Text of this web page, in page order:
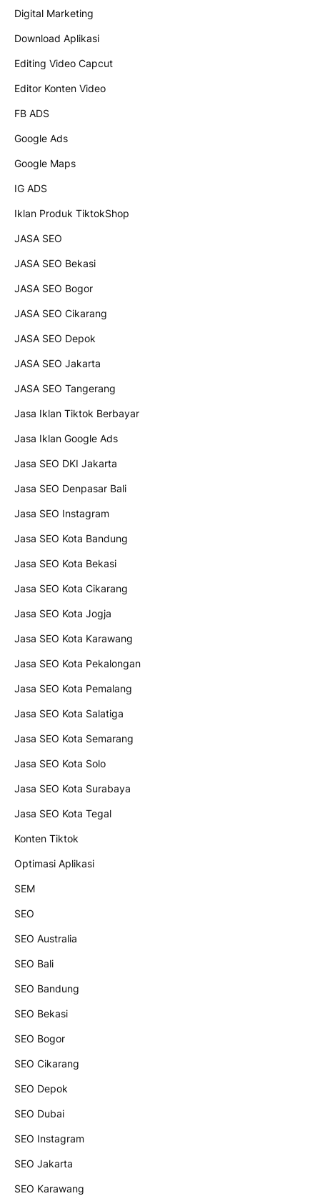
Digital Marketing
Download Aplikasi
Editing Video Capcut
Editor Konten Video
FB ADS
Google Ads
Google Maps
IG ADS
Iklan Produk TiktokShop
JASA SEO
JASA SEO Bekasi
JASA SEO Bogor
JASA SEO Cikarang
JASA SEO Depok
JASA SEO Jakarta
JASA SEO Tangerang
Jasa Iklan Tiktok Berbayar
Jasa Iklan Google Ads
Jasa SEO DKI Jakarta
Jasa SEO Denpasar Bali
Jasa SEO Instagram
Jasa SEO Kota Bandung
Jasa SEO Kota Bekasi
Jasa SEO Kota Cikarang
Jasa SEO Kota Jogja
Jasa SEO Kota Karawang
Jasa SEO Kota Pekalongan
Jasa SEO Kota Pemalang
Jasa SEO Kota Salatiga
Jasa SEO Kota Semarang
Jasa SEO Kota Solo
Jasa SEO Kota Surabaya
Jasa SEO Kota Tegal
Konten Tiktok
Optimasi Aplikasi
SEM
SEO
SEO Australia
SEO Bali
SEO Bandung
SEO Bekasi
SEO Bogor
SEO Cikarang
SEO Depok
SEO Dubai
SEO Instagram
SEO Jakarta
SEO Karawang